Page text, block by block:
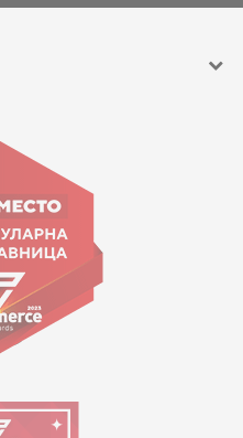
бр.74 Скопје
време:
17:00